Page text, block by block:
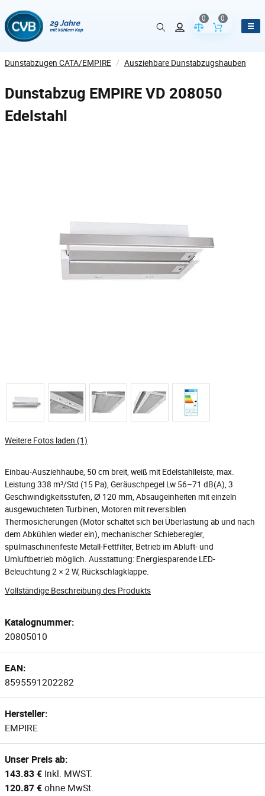
Vergleich der
0
Inhalt des
0
Dunstabzugen CATA/EMPIRE / Ausziehbare Dunstabzugshauben
Dunstabzug EMPIRE VD 208050
Edelstahl
Weitere Fotos laden (1)
Einbau-Ausziehhaube, 50 cm breit, weiß mit Edelstahlleiste, max.
Leistung 338 m³/Std (15 Pa), Geräuschpegel Lw 56–71 dB(A), 3
Geschwindigkeitsstufen, Ø 120 mm, Absaugeinheiten mit einzeln
ausgewuchteten Turbinen, Motoren mit reversiblen
Thermosicherungen (Motor schaltet sich bei Überlastung ab und nach
dem Abkühlen wieder ein), mechanischer Schieberegler,
spülmaschinenfeste Metall-Fettfilter, Betrieb im Abluft- und
Umluftbetrieb möglich. Ausstattung: Energiesparende LED-
Beleuchtung 2 × 2 W, Rückschlagklappe.
Vollständige Beschreibung des Produkts
Katalognummer:
20805010
EAN:
8595591202282
Hersteller:
EMPIRE
Unser Preis ab:
143.83 € Inkl. MWST.
120.87 €ohne MwSt.